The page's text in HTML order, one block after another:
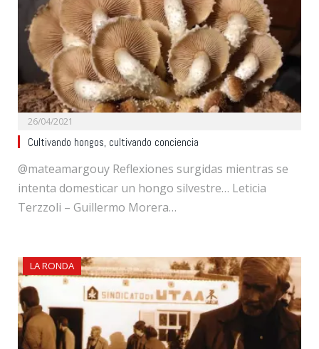
26/04/2021
Cultivando hongos, cultivando conciencia
@mateamargouy Reflexiones surgidas mientras se
intenta domesticar un hongo silvestre… Leticia
Terzzoli – Guillermo Morera…
LA RONDA